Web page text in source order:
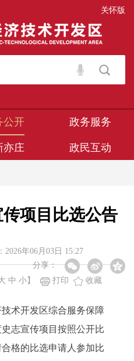
关怀版
公开 政务服务
亦庄 政民互动
项目比选公告
年06月03日 15:27
分享：
中 小 】 打印 收藏
术开发区综合服务保障
志宣传项目按照公开比
格的比选申请人参加比